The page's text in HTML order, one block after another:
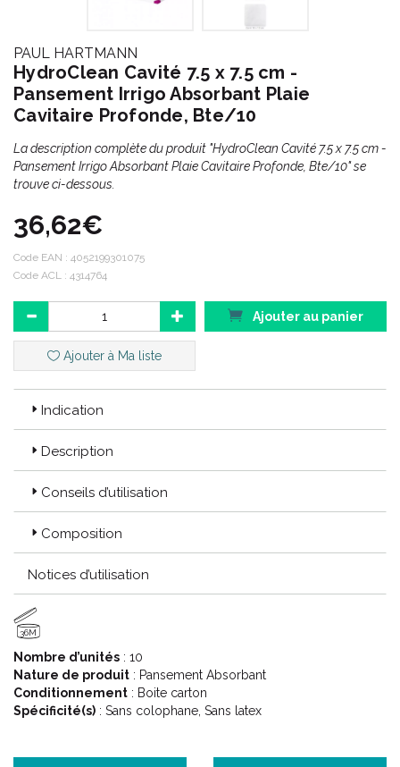
PAUL HARTMANN
HydroClean Cavité 7.5 x 7.5 cm -
Pansement Irrigo Absorbant Plaie
Cavitaire Profonde, Bte/10
La description complète du produit "HydroClean Cavité 7.5 x 7.5 cm -
Pansement Irrigo Absorbant Plaie Cavitaire Profonde, Bte/10" se
trouve ci-dessous.
36,62€
Code EAN : 4052199301075
Code ACL : 4314764
Ajouter au panier
Ajouter à Ma liste
Indication
Description
Conseils d’utilisation
Composition
Notices d’utilisation
36M
Nombre d’unités : 10
Nature de produit : Pansement Absorbant
Conditionnement : Boite carton
Spécificité(s) : Sans colophane, Sans latex